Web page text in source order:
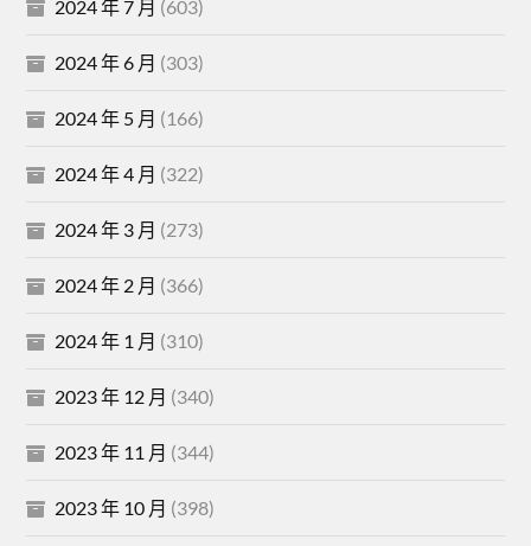
2024 年 7 月 (603)
2024 年 6 月 (303)
2024 年 5 月 (166)
2024 年 4 月 (322)
2024 年 3 月 (273)
2024 年 2 月 (366)
2024 年 1 月 (310)
2023 年 12 月 (340)
2023 年 11 月 (344)
2023 年 10 月 (398)